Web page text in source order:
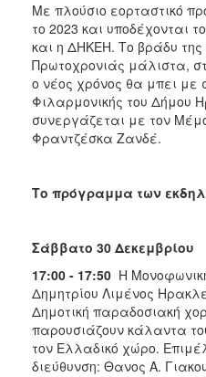
Με πλούσιο εορταστικό
το 2023 και υποδέχονται
και η ΔΗΚΕΗ. Το βράδυ
Πρωτοχρονιάς μάλιστα,
ο νέος χρόνος θα μπει με
Φιλαρμονικής του Δήμου
συνεργάζεται με τον
Φραντζέσκα Ζανδέ.
Το πρόγραμμα των
Σάββατο 30 Δεκεμβρίου
17:00 - 17:50 Η
Δημητρίου Λιμένος
Δημοτική παραδοσιακή
παρουσιάζουν κάλαντα
τον Ελλαδικό χώρο.
διεύθυνση: Θανος Α.